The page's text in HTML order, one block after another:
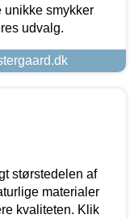
unikke smykker
udvalg.
størstedelen af
materialer
kvaliteten. Klik